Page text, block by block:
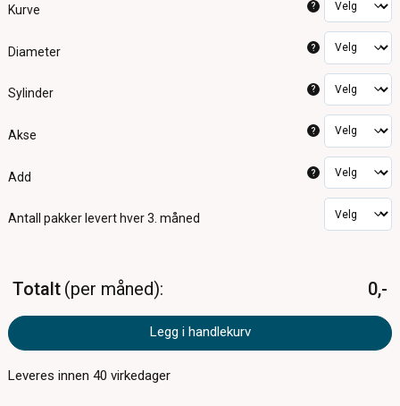
Kurve ?
Diameter ?
Sylinder ?
Akse ?
Add ?
Antall pakker levert hver 3. måned
Totalt per måned 0,-
Legg i handlekurv
Leveres innen40 virkedager